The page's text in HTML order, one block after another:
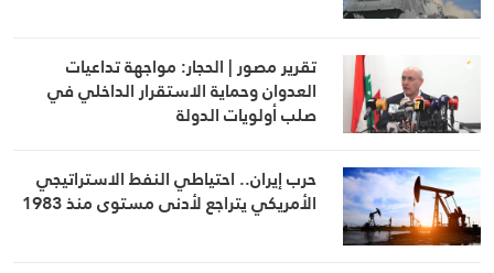
تقرير مصور | الحجار: مواجهة تداعيات
العدوان وحماية الاستقرار الداخلي في
صلب أولويات الدولة
حرب إيران.. احتياطي النفط الاستراتيجي
الأمريكي يتراجع لأدنى مستوى منذ 1983